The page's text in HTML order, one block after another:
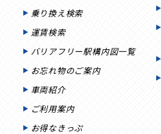
乗り換え検索
運賃検索
バリアフリー駅構内図一覧
お忘れ物のご案内
車両紹介
ご利用案内
お得なきっぷ